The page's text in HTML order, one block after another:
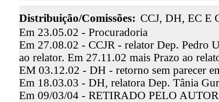
Distribuição/Comissões: CCJ, DH, EC E
Em 23.05.02 - Procuradoria
Em 27.08.02 - CCJR - relator Dep. Pedro
ao relator. Em 27.11.02 mais Prazo ao
EM 03.12.02 - DH - retorno sem parecer
Em 18.03.03 - DH, relatora Dep. Tânia
Em 09/03/04 - RETIRADO PELO